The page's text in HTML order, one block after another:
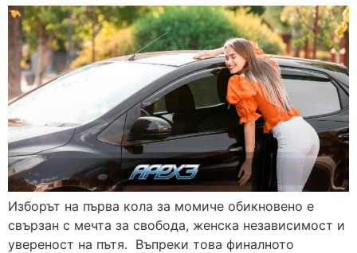
Изборът на първа кола за момиче обикновено е
свързан с мечта за свобода, женска независимост и
увереност на пътя. Въпреки това финалното